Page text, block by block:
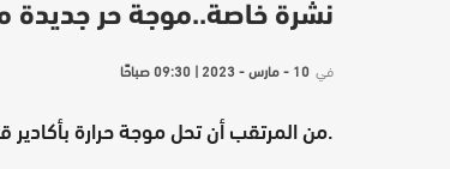
نشرة خاصة..موجة حر جديدة
في 10 - مارس - 2023 | 09:30 صباحًا
من المرتقب أن تحل موجة حرارة بأكادير قادمة من الجهة الشرقية، فضلا عن عدد من المناطق بالمملكة.